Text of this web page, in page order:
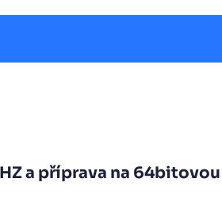
a příprava na 64bitovou